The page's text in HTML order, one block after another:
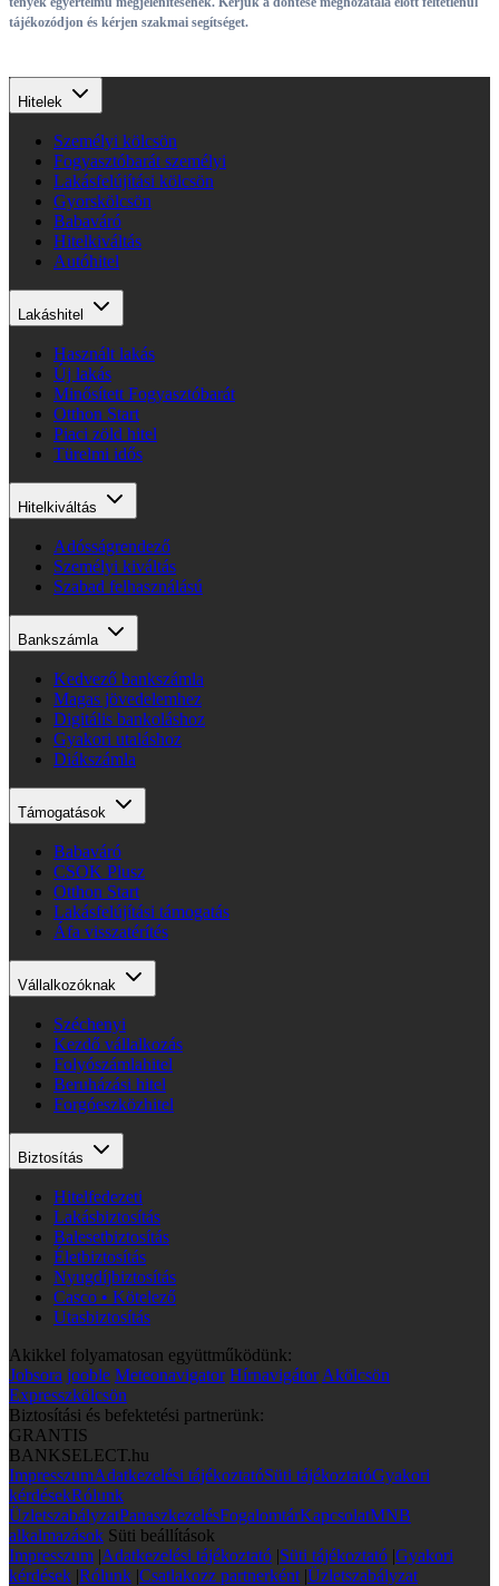
tájékozódjon és kérjen szakmai segítséget.
Hitelek
Személyi kölcsön
Fogyasztóbarát személyi
Lakásfelújítási kölcsön
Gyorskölcsön
Babaváró
Hitelkiváltás
Autóhitel
Lakáshitel
Használt lakás
Új lakás
Minősített Fogyasztóbarát
Otthon Start
Piaci zöld hitel
Türelmi idős
Hitelkiváltás
Adósságrendező
Személyi kiváltás
Szabad felhasználású
Bankszámla
Kedvező bankszámla
Magas jövedelemhez
Digitális bankoláshoz
Gyakori utaláshoz
Diákszámla
Támogatások
Babaváró
CSOK Plusz
Otthon Start
Lakásfelújítási támogatás
Áfa visszatérítés
Vállalkozóknak
Széchenyi
Kezdő vállalkozás
Folyószámlahitel
Beruházási hitel
Forgóeszközhitel
Biztosítás
Hitelfedezeti
Lakásbiztosítás
Balesetbiztosítás
Életbiztosítás
Nyugdíjbiztosítás
Casco • Kötelező
Utasbiztosítás
Akikkel folyamatosan együttműködünk:
Jobsora jooble Meteonavigator Hírnavigátor Akölcsön
Expresszkölcsön
Biztosítási és befektetési partnerünk:
GRANTIS
BANKSELECT.hu
ImpresszumAdatkezelési tájékoztatóSüti tájékoztatóGyakori
kérdésekRólunk
ÜzletszabályzatPanaszkezelésFogalomtárKapcsolatMNB
alkalmazások Süti beállítások
Impresszum |Adatkezelési tájékoztató |Süti tájékoztató |Gyakori
kérdések |Rólunk |Csatlakozz partnerként |Üzletszabályzat